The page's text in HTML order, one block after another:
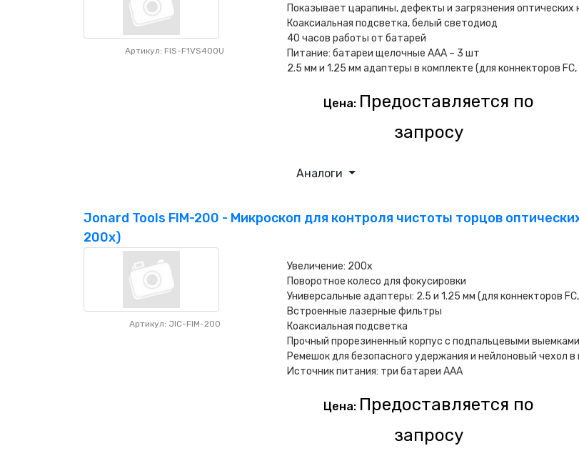
НАШИ СЕРТИФИКАТЫ
Артикул: FIS-F1VS400U
Показывает царапины, дефекты и загрязнения оптических
Коаксиальная подсветка, белый светодиод
40 часов работы от батарей
Питание: батареи щелочные ААА – 3 шт
2.5 мм и 1.25 мм адаптеры в комплекте (для коннекторов FC,
Цена: Предоставляется по
запросу
Аналоги
Jonard Tools FIM-200 - Микроскоп для контроля чистоты торцов
200х)
Артикул: JIC-FIM-200
Увеличение: 200х
Поворотное колесо для фокусировки
Универсальные адаптеры: 2.5 и 1.25 мм (для коннекторов FC,
Встроенные лазерные фильтры
Коаксиальная подсветка
Прочный прорезиненный корпус с подпальцевыми выемками
Ремешок для безопасного удержания и нейлоновый чехол в
Источник питания: три батареи AAA
Цена: Предоставляется по
запросу